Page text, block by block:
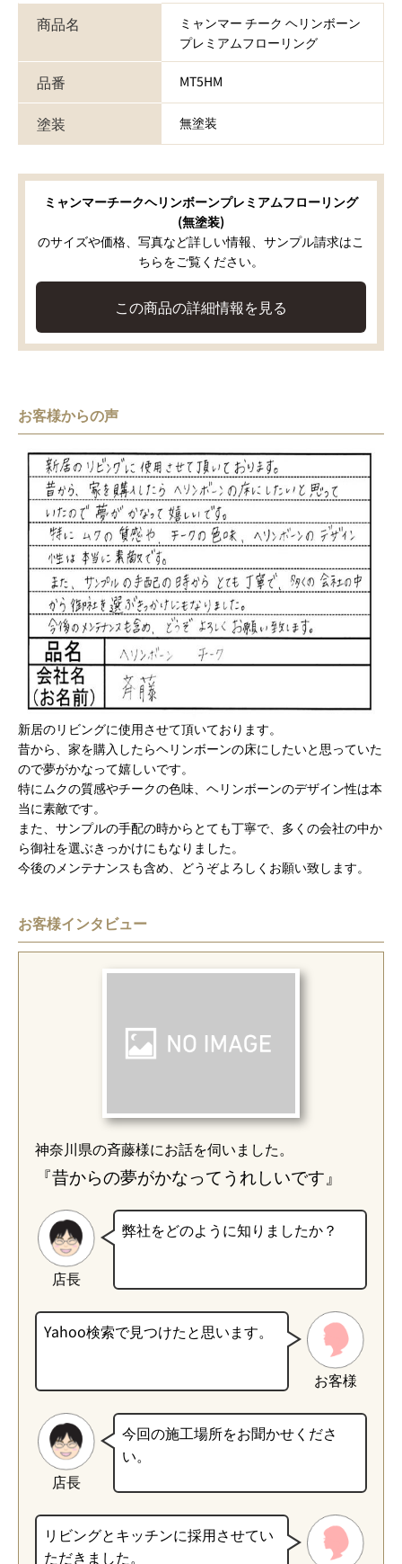
商品名
ミャンマー チーク ヘリンボーン
プレミアムフローリング
品番 MT5HM
塗装 無塗装
ミャンマーチークヘリンボーンプレミアムフローリング
(無塗装)
のサイズや価格、写真など詳しい情報、サンプル請求はこ
ちらをご覧ください。
この商品の詳細情報を見る
お客様からの声
新居のリビングに使用させて頂いております。
昔から、家を購入したらヘリンボーンの床にしたいと思っていた
ので夢がかなって嬉しいです。
特にムクの質感やチークの色味、ヘリンボーンのデザイン性は本
当に素敵です。
また、サンプルの手配の時からとても丁寧で、多くの会社の中か
ら御社を選ぶきっかけにもなりました。
今後のメンテナンスも含め、どうぞよろしくお願い致します。
お客様インタビュー
神奈川県の斉藤様にお話を伺いました。
『昔からの夢がかなってうれしいです』
店長
弊社をどのように知りましたか？
お客様
Yahoo検索で見つけたと思います。
店長
今回の施工場所をお聞かせくださ
い。
リビングとキッチンに採用させてい
ただきました。